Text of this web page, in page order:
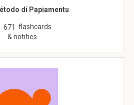
di Papiamentu
671 flashcards
& notities